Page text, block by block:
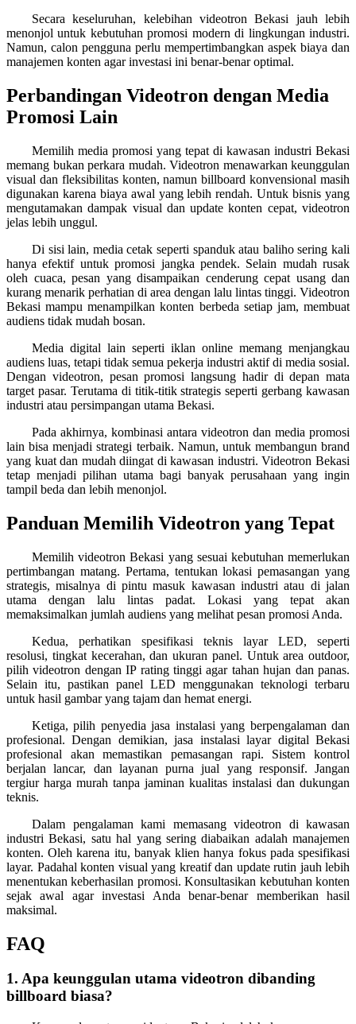
Secara keseluruhan, kelebihan videotron Bekasi jauh lebih
menonjol untuk kebutuhan promosi modern di lingkungan industri.
Namun, calon pengguna perlu mempertimbangkan aspek biaya dan
manajemen konten agar investasi ini benar-benar optimal.
Perbandingan Videotron dengan Media
Promosi Lain
Memilih media promosi yang tepat di kawasan industri Bekasi
memang bukan perkara mudah. Videotron menawarkan keunggulan
visual dan fleksibilitas konten, namun billboard konvensional masih
digunakan karena biaya awal yang lebih rendah. Untuk bisnis yang
mengutamakan dampak visual dan update konten cepat, videotron
jelas lebih unggul.
Di sisi lain, media cetak seperti spanduk atau baliho sering kali
hanya efektif untuk promosi jangka pendek. Selain mudah rusak
oleh cuaca, pesan yang disampaikan cenderung cepat usang dan
kurang menarik perhatian di area dengan lalu lintas tinggi. Videotron
Bekasi mampu menampilkan konten berbeda setiap jam, membuat
audiens tidak mudah bosan.
Media digital lain seperti iklan online memang menjangkau
audiens luas, tetapi tidak semua pekerja industri aktif di media sosial.
Dengan videotron, pesan promosi langsung hadir di depan mata
target pasar. Terutama di titik-titik strategis seperti gerbang kawasan
industri atau persimpangan utama Bekasi.
Pada akhirnya, kombinasi antara videotron dan media promosi
lain bisa menjadi strategi terbaik. Namun, untuk membangun brand
yang kuat dan mudah diingat di kawasan industri. Videotron Bekasi
tetap menjadi pilihan utama bagi banyak perusahaan yang ingin
tampil beda dan lebih menonjol.
Panduan Memilih Videotron yang Tepat
Memilih videotron Bekasi yang sesuai kebutuhan memerlukan
pertimbangan matang. Pertama, tentukan lokasi pemasangan yang
strategis, misalnya di pintu masuk kawasan industri atau di jalan
utama dengan lalu lintas padat. Lokasi yang tepat akan
memaksimalkan jumlah audiens yang melihat pesan promosi Anda.
Kedua, perhatikan spesifikasi teknis layar LED, seperti
resolusi, tingkat kecerahan, dan ukuran panel. Untuk area outdoor,
pilih videotron dengan IP rating tinggi agar tahan hujan dan panas.
Selain itu, pastikan panel LED menggunakan teknologi terbaru
untuk hasil gambar yang tajam dan hemat energi.
Ketiga, pilih penyedia jasa instalasi yang berpengalaman dan
profesional. Dengan demikian, jasa instalasi layar digital Bekasi
profesional akan memastikan pemasangan rapi. Sistem kontrol
berjalan lancar, dan layanan purna jual yang responsif. Jangan
tergiur harga murah tanpa jaminan kualitas instalasi dan dukungan
teknis.
Dalam pengalaman kami memasang videotron di kawasan
industri Bekasi, satu hal yang sering diabaikan adalah manajemen
konten. Oleh karena itu, banyak klien hanya fokus pada spesifikasi
layar. Padahal konten visual yang kreatif dan update rutin jauh lebih
menentukan keberhasilan promosi. Konsultasikan kebutuhan konten
sejak awal agar investasi Anda benar-benar memberikan hasil
maksimal.
FAQ
1. Apa keunggulan utama videotron dibanding
billboard biasa?